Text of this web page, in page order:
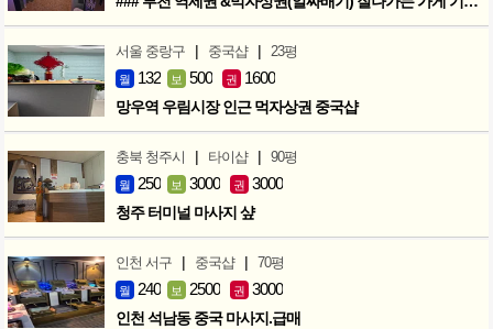
서울 중랑구 | 중국샵 | 23평
월 132 보 500 권 1600
망우역 우림시장 인근 먹자상권 중국샵
충북 청주시 | 타이샵 | 90평
월 250 보 3000 권 3000
청주 터미널 마사지 샾
인천 서구 | 중국샵 | 70평
월 240 보 2500 권 3000
인천 석남동 중국 마사지.급매